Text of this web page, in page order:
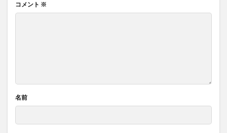
コメント ※
名前